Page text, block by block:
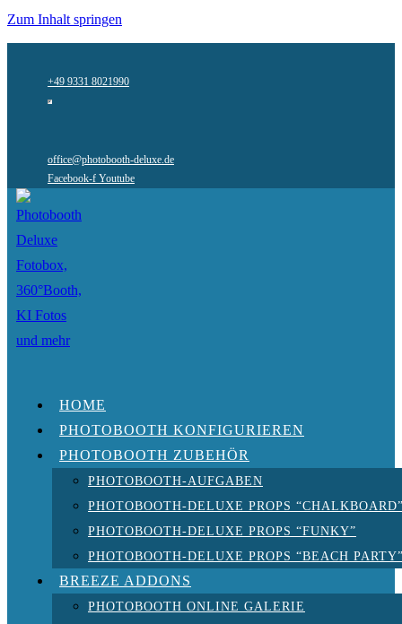
Zum Inhalt springen
+49 9331 8021990
office@photobooth-deluxe.de
Facebook-f Youtube
HOME
PHOTOBOOTH KONFIGURIEREN
PHOTOBOOTH ZUBEHÖR
PHOTOBOOTH-AUFGABEN
PHOTOBOOTH-DELUXE PROPS
PHOTOBOOTH-DELUXE PROPS “FUNKY”
PHOTOBOOTH-DELUXE PROPS “BEACH
BREEZE ADDONS
PHOTOBOOTH ONLINE GALERIE